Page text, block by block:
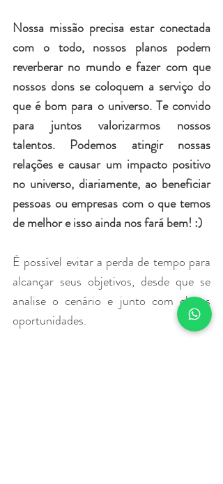
Nossa missão precisa estar conectada
com o todo, nossos planos podem
reverberar no mundo e fazer com que
nossos dons se coloquem a serviço do
que é bom para o universo. Te convido
para juntos valorizarmos nossos
talentos. Podemos atingir nossas
relações e causar um impacto positivo
no universo, diariamente, ao beneficiar
pessoas ou empresas com o que temos
de melhor e isso ainda nos fará bem! :)
É possível evitar a perda de tempo para
alcançar seus objetivos, desde que se
analise o cenário e junto com ele as
oportunidades.